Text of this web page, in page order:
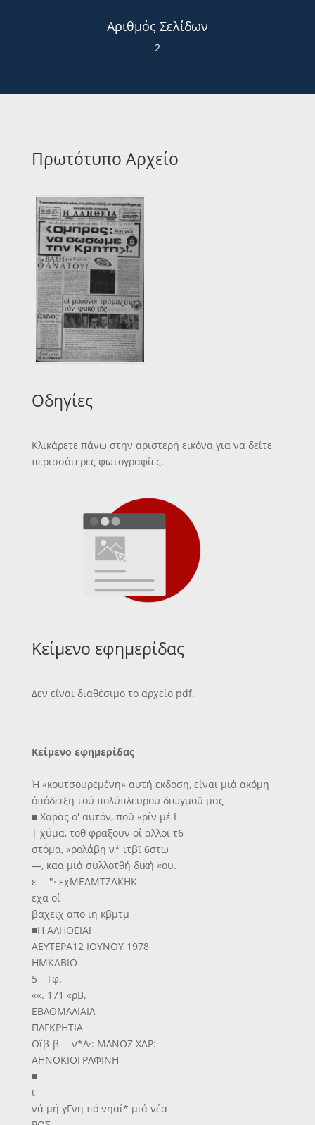
Αριθμός Σελίδων
2
Πρωτότυπο Αρχείο
Οδηγίες
Κλικάρετε πάνω στην αριστερή εικόνα για να δείτε
περισσότερες φωτογραφίες.
Κείμενο εφημερίδας
Δεν είναι διαθέσιμο το αρχείο pdf.
Κείμενο εφημερίδας
Ή «κουτσουρεμένη» αυτή εκδοση, είναι μιά άκόμη
όπόδειξη τού πολύπλευρου διωγμοϋ μας
■ Χαρας ο' αυτόν, ποϋ «ρΐν μέ Ι
| χΰμα, τοθ φραξουν οί αλλοι τ6
στόμα, «ρολάβη ν* ιτβϊ 6στω
—, καα μιά συλλοτθή δική «ου.
ε— "· εχΜΕΑΜΤΖΑΚΗΚ
εχα οί
βαχειχ απο ιη κβμτμ
■Η ΑΛΗΘΕΙΑΙ
ΑΕΥΤΕΡΑ12 ΙΟΥΝΟΥ 1978
ΗΜΚΑΒΙΟ-
5 - Τφ.
««. 171 «ρΒ.
ΕΒΛΟΜΛΛΙΑΙΛ
ΠΛΓΚΡΗΤΙΑ
Οΐβ-β— ν*Λ·: ΜΛΝΟΖ ΧΑΡ:
ΑΗΝΟΚΙΟΓΡΛΦΙΝΗ
■
ι
νά μή γΓνη πό νηαί* μιά νέα